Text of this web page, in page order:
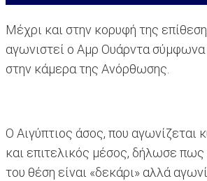
Μέχρι και στην κορυφή της
αγωνιστεί ο Αμρ Ουάρντα
στην κάμερα της Ανόρθωσης.
Ο Αιγύπτιος άσος, που αγωνίζεται
και επιτελικός μέσος, δήλωσε πως
του θέση είναι «δεκάρι» αλλά